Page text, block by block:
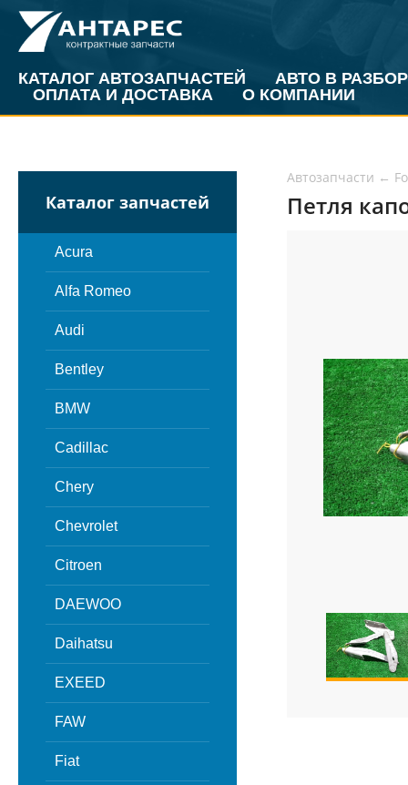
КАТАЛОГ АВТОЗАПЧАСТЕЙ
АВТО В РАЗБОР
ОПЛАТА И ДОСТАВКА
О КОМПАНИИ
Каталог запчастей
Acura
Alfa Romeo
Audi
Bentley
BMW
Cadillac
Chery
Chevrolet
Citroen
DAEWOO
Daihatsu
EXEED
FAW
Fiat
Автозапчасти ←
Петля